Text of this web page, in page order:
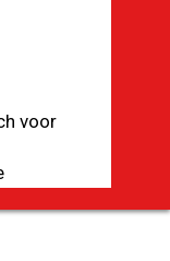
voor